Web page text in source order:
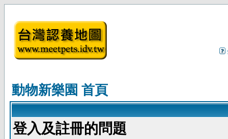
動物新樂園 首頁
登入及註冊的問題